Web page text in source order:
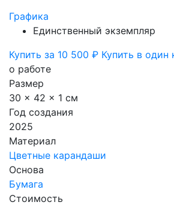
Графика
Единственный экземпляр
Купить за 10 500 ₽ Купить в один
о работе
Размер
30 x 42 x 1 см
Год создания
2025
Материал
Цветные карандаши
Основа
Бумага
Стоимость